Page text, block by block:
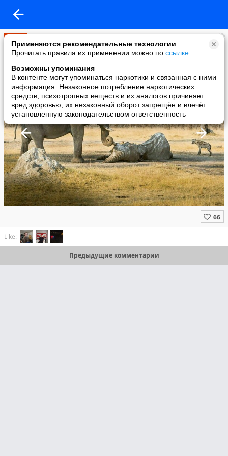
Применяются рекомендательные технологии
Прочитать правила их применении можно по ссылке
Возможны упоминания
В контенте могут упоминаться наркотики и связанная с ними
информация. Незаконное потребление наркотических
средств, психотропных веществ и их аналогов причиняет
вред здоровью, их незаконный оборот запрещён и влечёт
установленную законодательством ответственность
Мир
added a photo
06 May в 17:43
Like:
Предыдущие комментарии